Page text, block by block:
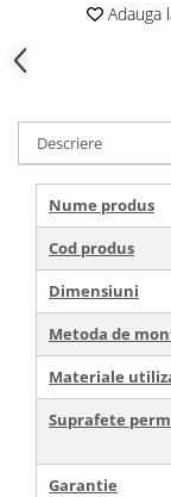
Adauga
Descriere
Nume produs
Cod produs
Dimensiuni
Metoda de
Materiale
Suprafete
Garantie